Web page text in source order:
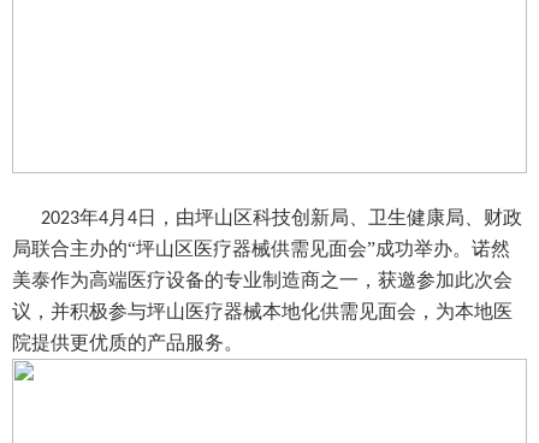
2023年4月 4日，由坪山区科技创新局、卫生健康局、财政
局联合主办的“坪山区医疗器械供需见面会”成功举办。​诺然
美泰作为高端医疗设备的专业制造商之一，获邀参加此次会
议，并积极参与坪山医疗器械本地化供需见面会，为本地医
院提供更优质的产品服务。​